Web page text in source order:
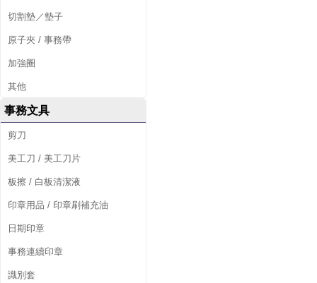
切割墊／墊子
原子夾 / 事務帶
加強圈
其他
事務文具
剪刀
美工刀 / 美工刀片
板擦 / 白板清潔液
印章用品 / 印章刷補充油
日期印章
事務連續印章
識別套